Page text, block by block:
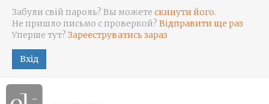
Забули свій пароль? Вы можете скинути його.
Не пришло письмо с проверкой? Відправити ще раз
Уперше тут? Зарееструватись зараз
Вхід